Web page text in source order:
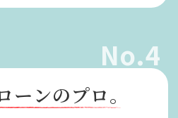
No.4
ーンのプロ。